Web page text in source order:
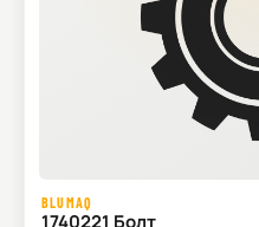
BLUMAQ
1740221 Болт